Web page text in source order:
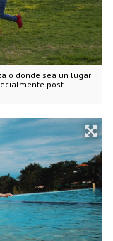
o donde sea un lugar
post